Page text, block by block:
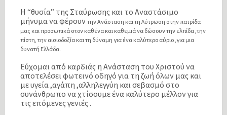
Η “θυσία” της Σταύρωσης και το Αναστάσιμο
μήνυμα να φέρουν την Ανάσταση και τη Λύτρωση στην πατρίδα
μας και προσωπικά στον καθένα και καθεμιά να δώσουν την ελπίδα ,την
πίστη, την αισιοδοξία και τη δύναμη για ένα καλύτερο αύριο ,για μια
δυνατή Ελλάδα.
Εύχομαι από καρδιάς η Ανάσταση του Χριστού να
αποτελέσει φωτεινό οδηγό για τη ζωή όλων μας και
με υγεία ,αγάπη ,αλληλεγγύη και σεβασμό στο
συνάνθρωπο να χτίσουμε ένα καλύτερο μέλλον για
τις επόμενες γενιές .